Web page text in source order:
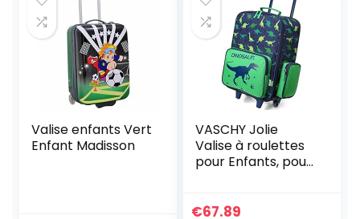
Dinosaure Noir,
Taille Unique
Valise enfants Vert
Enfant Madisson
VASCHY Jolie
Valise à roulettes
pour Enfants, pour
Voyages, Les
€67.89